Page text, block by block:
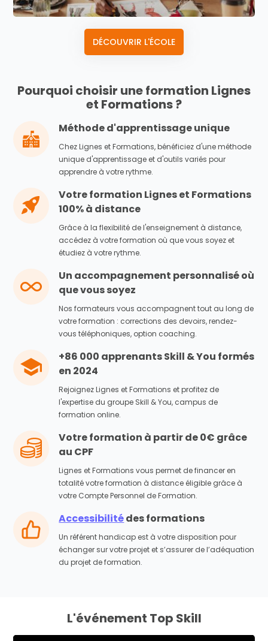
DÉCOUVRIR L'ÉCOLE
Pourquoi choisir une formation Lignes
et Formations ?
Méthode d'apprentissage unique
Chez Lignes et Formations, bénéficiez d'une méthode
unique d'apprentissage et d'outils variés pour
apprendre à votre rythme.
Votre formation Lignes et Formations
100% à distance
Grâce à la flexibilité de l'enseignement à distance,
accédez à votre formation où que vous soyez et
étudiez à votre rythme.
Un accompagnement personnalisé où
que vous soyez
Nos formateurs vous accompagnent tout au long de
votre formation : corrections des devoirs, rendez-
vous téléphoniques, option coaching.
+86 000 apprenants Skill & You formés
en 2024
Rejoignez Lignes et Formations et profitez de
l'expertise du groupe Skill & You, campus de
formation online.
Votre formation à partir de 0€ grâce
au CPF
Lignes et Formations vous permet de financer en
totalité votre formation à distance éligible grâce à
votre Compte Personnel de Formation.
Accessibilitédes formations
Un référent handicap est à votre disposition pour
échanger sur votre projet et s’assurer de l’adéquation
du projet de formation.
L'événement Top Skill